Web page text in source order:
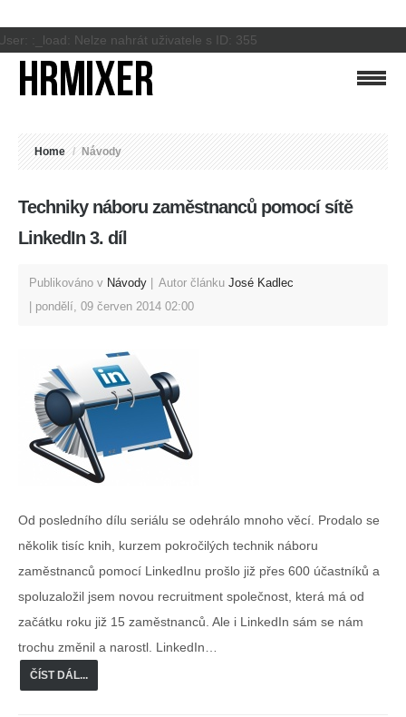
:_load: Nelze nahrát uživatele s ID: 355
Home / Návody
Techniky náboru zaměstnanců pomocí sítě
LinkedIn 3. díl
Publikováno v Návody Autor článku José Kadlec
pondělí, 09 červen 2014 02:00
Od posledního dílu seriálu se odehrálo mnoho věcí. Prodalo se
několik tisíc knih, kurzem pokročilých technik náboru
zaměstnanců pomocí LinkedInu prošlo již přes 600 účastníků a
spoluzaložil jsem novou recruitment společnost, která má od
začátku roku již 15 zaměstnanců. Ale i LinkedIn sám se nám
trochu změnil a narostl. LinkedIn…
ČÍST DÁL...